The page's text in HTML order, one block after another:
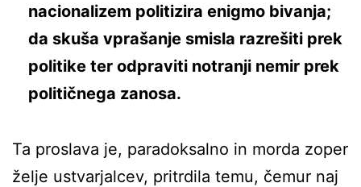
nacionalizem politizira enigmo bivanja;
da skuša vprašanje smisla razrešiti prek
politike ter odpraviti notranji nemir prek
političnega zanosa.
Ta proslava je, paradoksalno in morda zoper
želje ustvarjalcev, pritrdila temu, čemur naj